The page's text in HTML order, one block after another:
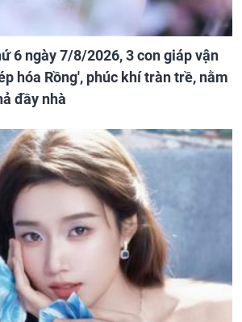
6 ngày 7/8/2026, 3 con giáp vận
hóa Rồng', phúc khí tràn trề, nằm
đầy nhà